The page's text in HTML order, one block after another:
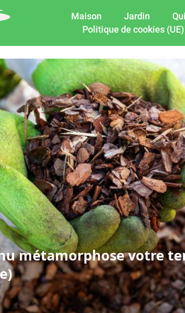
Maison Jardin
Politique de cookies (UE)
métamorphose votre